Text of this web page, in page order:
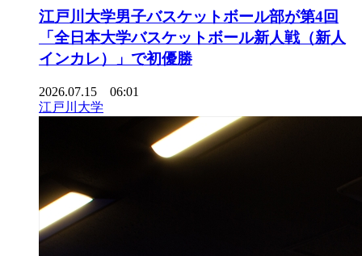
江戸川大学男子バスケットボール部が第4回
「全日本大学バスケットボール新人戦（新人
インカレ）」で初優勝
2026.07.15 06:01
江戸川大学